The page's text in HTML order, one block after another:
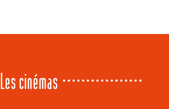
Les cinémas